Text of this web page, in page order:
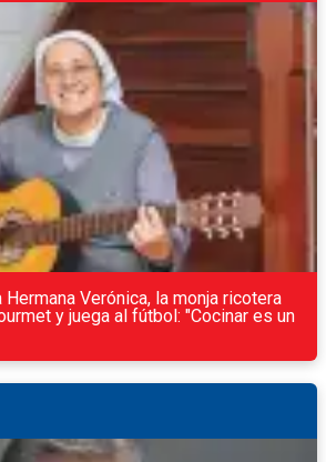
Verónica, la monja ricotera
y juega al fútbol: "Cocinar es un